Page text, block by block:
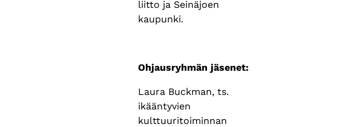
liitto ja Seinäjoen
kaupunki.
Ohjausryhmän jäsenet:
Laura Buckman, ts.
ikääntyvien
kulttuuritoiminnan